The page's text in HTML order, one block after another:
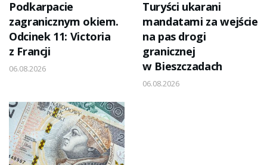
Podkarpacie
zagranicznym okiem.
Odcinek 11: Victoria
z Francji
06.08.2026
Turyści ukarani
mandatami za wejście
na pas drogi
granicznej
w Bieszczadach
06.08.2026